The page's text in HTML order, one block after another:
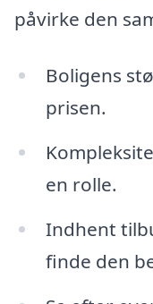
påvirke den
Boligens
prisen.
en rolle.
Indhent
finde den